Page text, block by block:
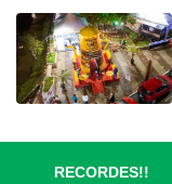
RECORDES!!